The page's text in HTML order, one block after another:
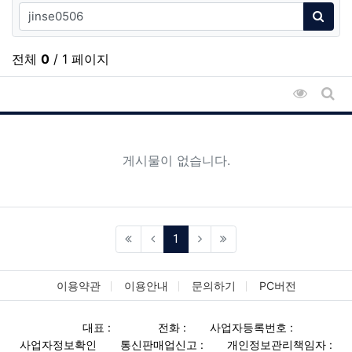
검색어
검색
전체 0 / 1 페이지
조회순
게
게시물이 없습니다.
1 (current)
이용약관 이용안내 문의하기 PC버전
대표 : 전화 :
사업자등록번호 :
사업자정보확인
통신판매업신고 : 개인정보관리책임자 :